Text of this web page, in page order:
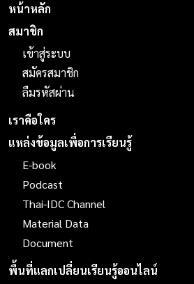
หน้าหลัก
สมาชิก
เข้าสู่ระบบ
สมัครสมาชิก
ลืมรหัสผ่าน
เราคือใคร
แหล่งข้อมูลเพื่อการเรียนรู้
E-book
Podcast
Thai-IDC Channel
Material Data
Document
พื้นที่แลกเปลี่ยนเรียนรู้ออนไลน์